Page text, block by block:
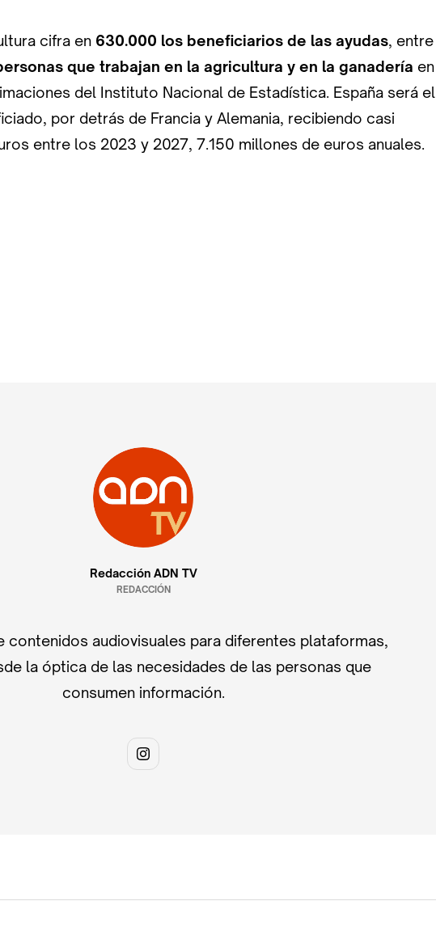
cifra en 630.000 los beneficiarios de las ayudas, entre
que trabajan en la agricultura y en la ganadería en
del Instituto Nacional de Estadística. España será el
por detrás de Francia y Alemania, recibiendo casi
entre los 2023 y 2027, 7.150 millones de euros anuales.
Redacción ADN TV
REDACCIÓN
contenidos audiovisuales para diferentes plataformas,
la óptica de las necesidades de las personas que
consumen información.